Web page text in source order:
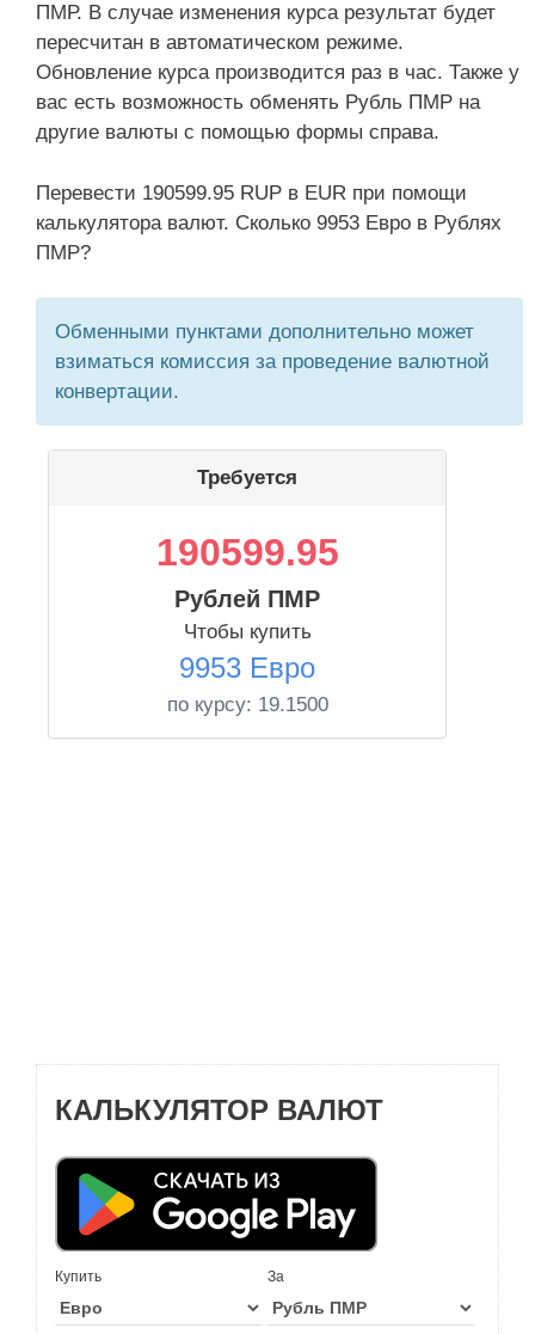
ПМР. В случае изменения курса результат будет
пересчитан в автоматическом режиме.
Обновление курса производится раз в час. Также у
вас есть возможность обменять Рубль ПМР на
другие валюты с помощью формы справа.
Перевести 190599.95 RUP в EUR при помощи
калькулятора валют. Сколько 9953 Евро в Рублях
ПМР?
Обменными пунктами дополнительно может
взиматься комиссия за проведение валютной
конвертации.
Требуется
190599.95
Рублей ПМР
Чтобы купить
9953 Евро
по курсу: 19.1500
КАЛЬКУЛЯТОР ВАЛЮТ
Купить За